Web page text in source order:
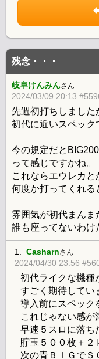
残念・・・
岐阜けんみんさん
2024/03/09 20:13
先週初打ちしました
初代に近いスペック
今の規定だと
って感じですかね。
これならエウレカ
何度か打ってくれる
雰囲気が初代まんま
誰も座ってないわけ
1. Casharnさん
2024/04/30 23:56
初代ライクな機種
すごく期待してい
導入前にスペック
これじゃない感が
早速５スロに落ち
貯玉５００枚＋２
次の青ＢＩＧでＳ